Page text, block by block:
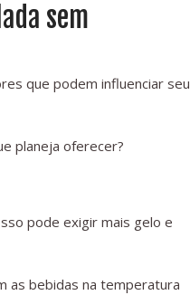
sem
que podem influenciar seu
planeja oferecer?
pode exigir mais gelo e
as bebidas na temperatura